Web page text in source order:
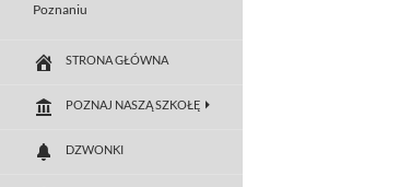
Poznaniu
STRONA GŁÓWNA
POZNAJ NASZĄ SZKOŁĘ
DZWONKI